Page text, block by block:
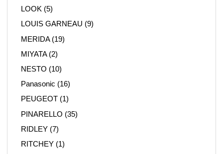
LOOK (5)
LOUIS GARNEAU (9)
MERIDA(19)
MIYATA(2)
NESTO (10)
Panasonic (16)
PEUGEOT (1)
PINARELLO (35)
RIDLEY (7)
RITCHEY (1)